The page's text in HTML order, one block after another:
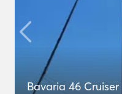
Bavaria 46 Cruiser